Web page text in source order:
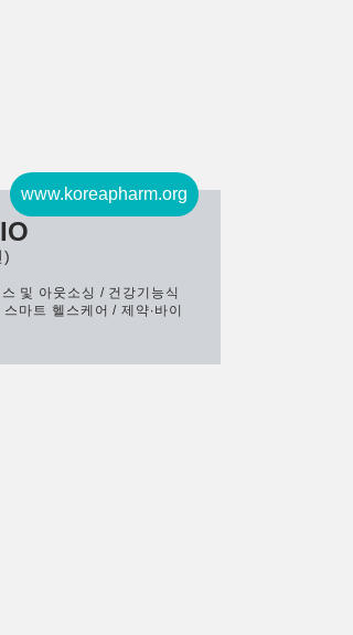
www.koreapharm.org
)
및 아웃소싱 / 건강기능식
마트 헬스케어 / 제약∙바이